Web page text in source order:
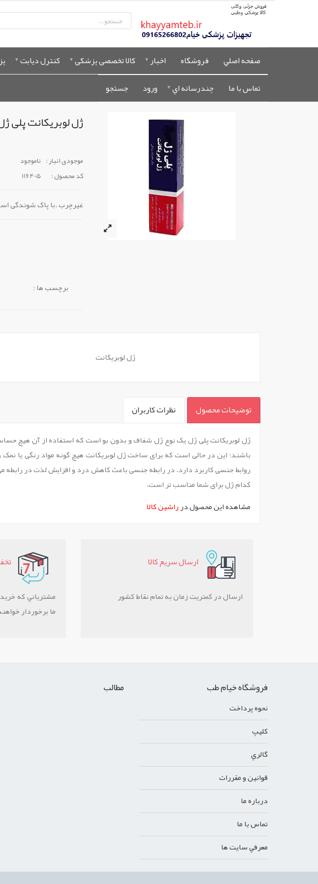
صفحه اصلي فروشگاه اخبار کالا تخصصی پزشکی کنترل دیابت
تماس با ما
چندرسانه اي ورود جستجو
ژل لوبریکانت پلی
موجودی انبار : ناموجود
کد محصول :
116405
غیرچرب .با پاک شوندگی
برچسب ها :
ژل لوبریکانت
توضیحات محصول نظرات کاربران
ژل لوبریکانت پلی ژل یک نوع ژل شفاف و بدون بو است که استفاده از آن هیچ
باشند؛ این در حالی است که برای ساخت ژل لوبریکانت هیچ گونه مواد رنگی یا
روابط جنسی کاربرد دارد. در رابطه جنسی باعث کاهش درد و افزایش لذت در رابطه
کدام ژل برای شما مناسب تر است.
مشاهده این محصول درراشین کالا
ارسال سريع کالا
ارسال در کمتریت زمان به تمام نقاط کشور
مشترياني که
ما برخوردار
فروشگاه خیام طب
نحوه پرداخت
کليپ
گالري
قوانين و مقررات
درباره ما
تماس با ما
معرفي سايت ها
مطالب